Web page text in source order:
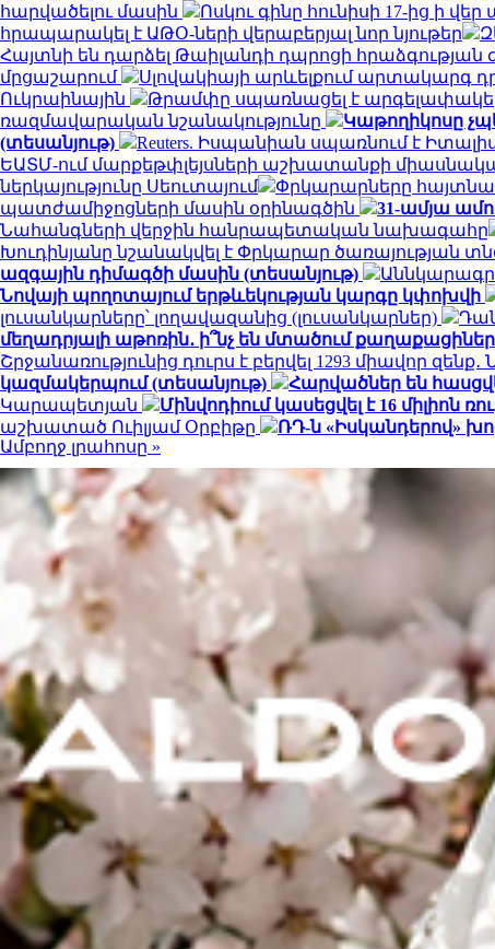
հարվածելու մասին
Ոսկու գինը հունիսի 17-ից ի
հրապարակել է ԱԹՕ-ների վերաբերյալ նոր նյութեր
Հայտնի են դարձել Թաիլանդի դպրոցի
մրցաշարում
Սլովակիայի արևելքում արտակարգ
Ուկրաինային
Թրամփը սպառնացել է արգելափակել
ռազմավարական նշանակությունը
Կաթողիկոսը
(տեսանյութ)
Reuters. Իսպանիան սպառնում է
ԵԱՏՄ-ում մարքեթփլեյսների աշխատանքի
ներկայությունը Սեուտայում
Փրկարարները
պատժամիջոցների մասին օրինագծին
31-ամյա
Նահանգների վերջին հանրապետական ​​նախագահը
Խուդինյանը նշանակվել է Փրկարար ծառայության
ազգային դիմագծի մասին (տեսանյութ)
Նովայի պողոտայում երթևեկության կարգը կփոխվի
լուսանկարները՝ լողավազանից (լուսանկարներ)
մեղադրյալի աթոռին․ ի՞նչ են մտածում
Շրջանառությունից դուրս է բերվել 1293 միավոր
կազմակերպում (տեսանյութ)
Հարվածներ են
Կարապետյան
Մինվոդիում կասեցվել է 16
աշխատած Ուիլյամ Օրբիթը
ՌԴ-ն «Իսկանդերով»
Ամբողջ լրահոսը »